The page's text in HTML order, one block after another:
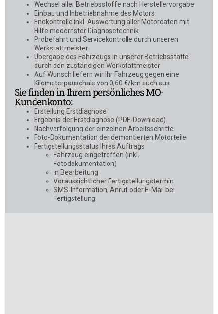
Wechsel aller Betriebsstoffe nach Herstellervorgabe
Einbau und Inbetriebnahme des Motors
Endkontrolle inkl. Auswertung aller Motordaten mit
Hilfe modernster Diagnosetechnik
Probefahrt und Servicekontrolle durch unseren
Werkstattmeister
Übergabe des Fahrzeugs in unserer Betriebsstätte
durch den zuständigen Werkstattmeister
Auf Wunsch liefern wir Ihr Fahrzeug gegen eine
Kilometerpauschale von 0,60 €/km auch aus
Sie finden in Ihrem persönliches MO-
Kundenkonto:
Erstellung Erstdiagnose
Ergebnis der Erstdiagnose (PDF-Download)
Nachverfolgung der einzelnen Arbeitsschritte
Foto-Dokumentation der demontierten Motorteile
Fertigstellungsstatus Ihres Auftrags
Fahrzeug eingetroffen (inkl.
Fotodokumentation)
in Bearbeitung
Voraussichtlicher Fertigstellungstermin
SMS-Information, Anruf oder E-Mail bei
Fertigstellung